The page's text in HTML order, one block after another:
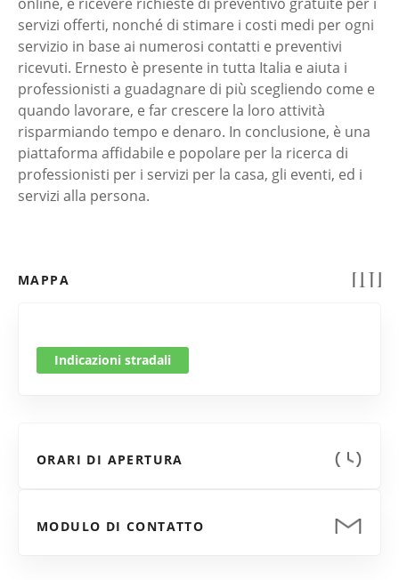
servizi offerti, nonché di stimare i costi medi per ogni
servizio in base ai numerosi contatti e preventivi
ricevuti. Ernesto è presente in tutta Italia e aiuta i
professionisti a guadagnare di più scegliendo come e
quando lavorare, e far crescere la loro attività
risparmiando tempo e denaro. In conclusione, è una
piattaforma affidabile e popolare per la ricerca di
professionisti per i servizi per la casa, gli eventi, ed i
servizi alla persona.
MAPPA
Indicazioni stradali
ORARI DI APERTURA
MODULO DI CONTATTO